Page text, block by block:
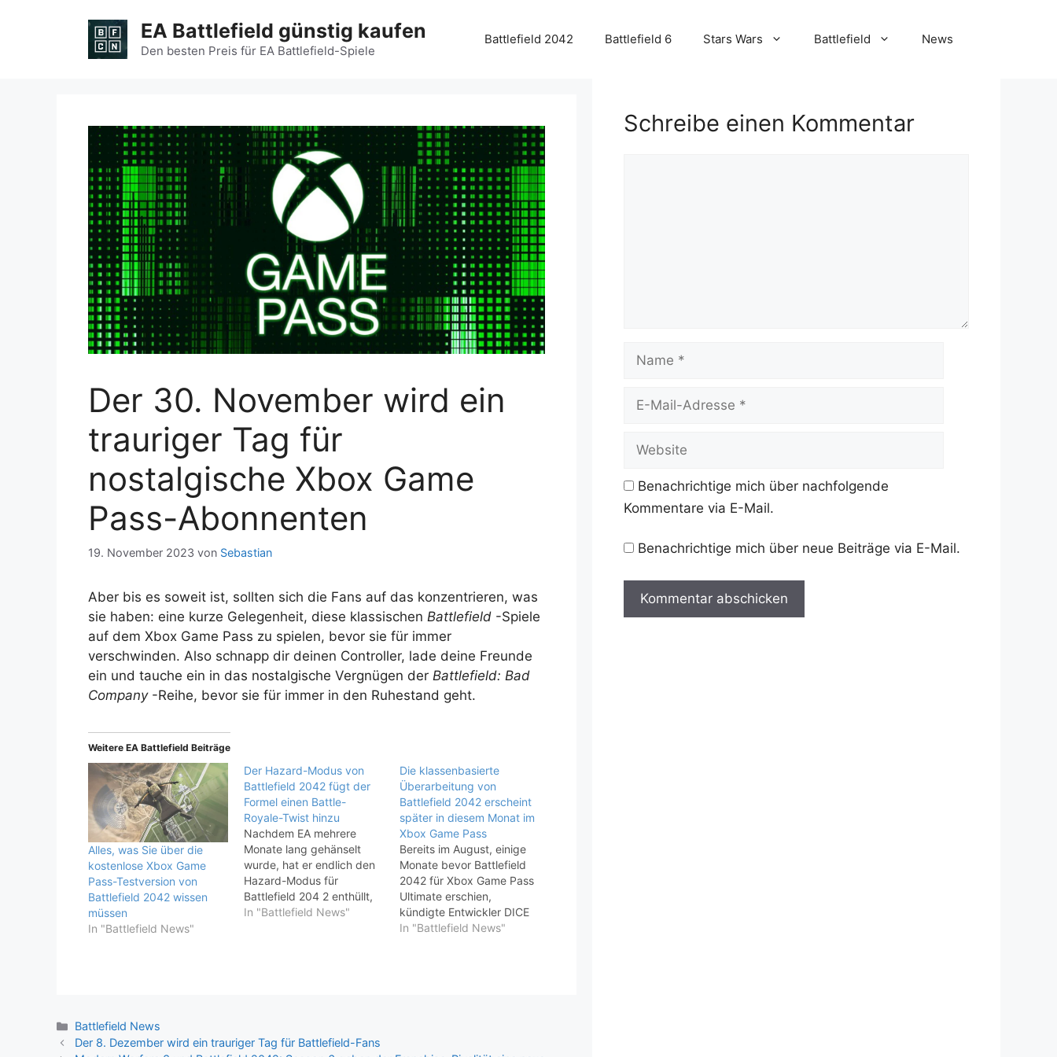
EA Battlefield günstig kaufen
Den besten Preis für EA Battlefield-Spiele
Battlefield 2042 Battlefield 6 Stars Wars Battlefield News
Der 30. November wird ein
trauriger Tag für
nostalgische Xbox Game
Pass-Abonnenten
19. November 2023 von Sebastian
Aber bis es soweit ist, sollten sich die Fans auf das konzentrieren, was
sie haben: eine kurze Gelegenheit, diese klassischen Battlefield -Spiele
auf dem Xbox Game Pass zu spielen, bevor sie für immer
verschwinden. Also schnapp dir deinen Controller, lade deine Freunde
ein und tauche ein in das nostalgische Vergnügen der Battlefield: Bad
Company-Reihe, bevor sie für immer in den Ruhestand geht.
Weitere EA Battlefield Beiträge
Alles, was Sie über die
kostenlose Xbox Game
Pass-Testversion von
Battlefield 2042 wissen
müssen
In "Battlefield News"
Der Hazard-Modus von
Battlefield 2042 fügt der
Formel einen Battle-
Royale-Twist hinzu
Nachdem EA mehrere
Monate lang gehänselt
wurde, hat er endlich den
Hazard-Modus für
Battlefield 204 2 enthüllt,
der der Multiplayer-Action
Spieler Daten aus der
Karte extrahieren.
In "Battlefield News"
Die klassenbasierte
Überarbeitung von
Battlefield 2042 erscheint
später in diesem Monat im
Xbox Game Pass
Bereits im August, einige
Monate bevor Battlefield
2042 für Xbox Game Pass
Ultimate erschien,
kündigte Entwickler DICE
an, dass die Klassen
startet schließlich noch…
In "Battlefield News"
Kategorien
Battlefield News
Der 8. Dezember wird ein trauriger Tag für Battlefield-Fans
Schreibe einen Kommentar
Name
Website
Benachrichtige mich über nachfolgende
Kommentare via E-Mail.
Benachrichtige mich über neue Beiträge via E-Mail.